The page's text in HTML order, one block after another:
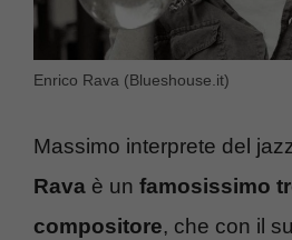
Enrico Rava (Blueshouse.it)
Massimo interprete del
Rava è un famosissimo
compositore, che con il